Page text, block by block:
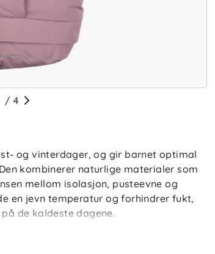
/ 4
og vinterdager, og gir barnet optimal
kombinerer naturlige materialer som
mellom isolasjon, pusteevne og
en jevn temperatur og forhindrer fukt,
de kaldeste dagene.